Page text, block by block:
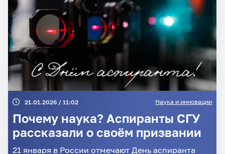
21.01.2026 / 11:02 Наука и инновации
Почему наука? Аспиранты СГУ
рассказали о своём призвании
21 января в России отмечают День аспиранта